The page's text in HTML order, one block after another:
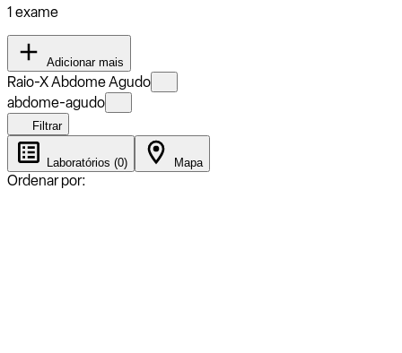
1 exame
Adicionar mais
Raio-X Abdome Agudo
abdome-agudo
Filtrar
Laboratórios (0) Mapa
Ordenar por: